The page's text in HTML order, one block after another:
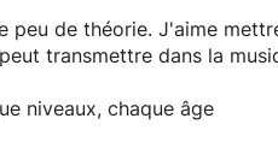
peu de théorie. J'aime
transmettre dans la
niveaux, chaque âge